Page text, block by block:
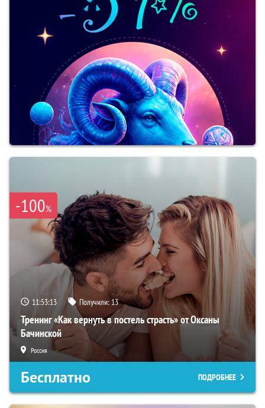
-100%
11:53:12 Получили:13
Тренинг «Как вернуть в постель страсть» от Оксаны
Бачинской
Россия
Бесплатно ПОДРОБНЕЕ